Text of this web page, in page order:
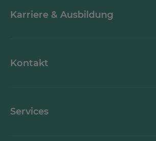
Karriere & Ausbildung
Kontakt
Services